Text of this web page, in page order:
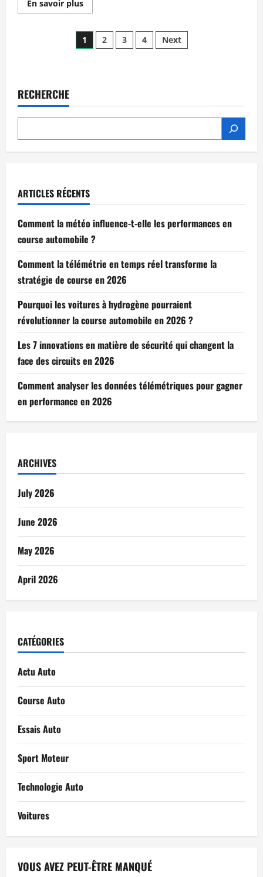
En savoir plusRead
more
le
départ
en
en
2026
Posts
1 2 3 4 Next
RECHERCHE
ARTICLES RÉCENTS
Comment la météo influence-t-elle les performances en
course automobile ?
Comment la télémétrie en temps réel transforme la
stratégie de course en 2026
Pourquoi les voitures à hydrogène pourraient
révolutionner la course automobile en 2026 ?
Les 7 innovations en matière de sécurité qui changent la
face des circuits en 2026
Comment analyser les données télémétriques pour gagner
en performance en 2026
ARCHIVES
July 2026
June 2026
May 2026
April 2026
CATÉGORIES
Actu Auto
Course Auto
Essais Auto
Sport Moteur
Technologie Auto
Voitures
VOUS AVEZ PEUT-ÊTRE MANQUÉ